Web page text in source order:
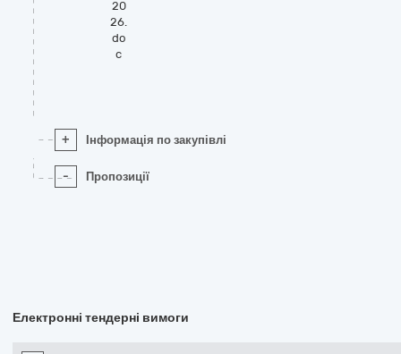
20
26.
do
c
+ Інформація по закупівлі
- Пропозиції
Електронні тендерні вимоги